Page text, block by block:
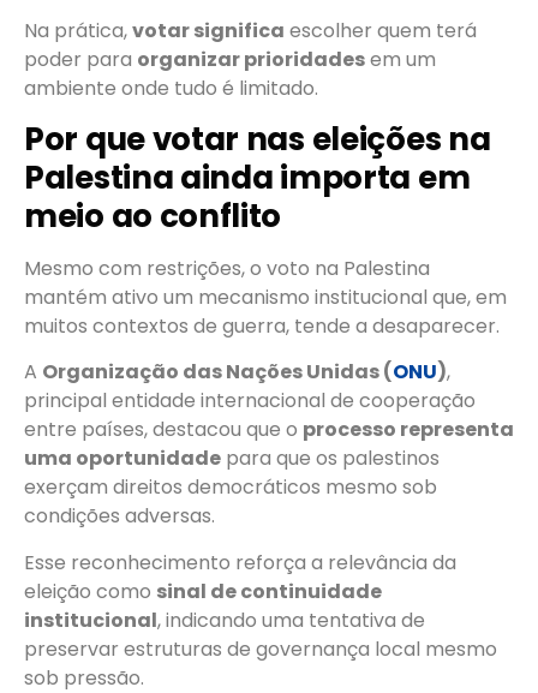
Na prática,votar significa escolher quem terá
poder para organizar prioridadesem um
ambiente onde tudo é limitado.
Por que votar nas eleições na
Palestina ainda importa em
meio ao conflito
Mesmo com restrições, o voto na Palestina
mantém ativo um mecanismo institucional que, em
muitos contextos de guerra, tende a desaparecer.
A Organização das Nações Unidas (ONU),
principal entidade internacional de cooperação
entre países, destacou que o processo representa
uma oportunidade para que os palestinos
exerçam direitos democráticos mesmo sob
condições adversas.
Esse reconhecimento reforça a relevância da
eleição como sinal de continuidade
institucional, indicando uma tentativa de
preservar estruturas de governança local mesmo
sob pressão.